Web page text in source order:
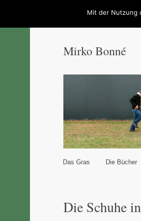
Mirko Bonné
Zum Inhalt wechseln
Zum sekundären
Das Gras Die Bücher
Die Schuhe
Mit der Nutzung